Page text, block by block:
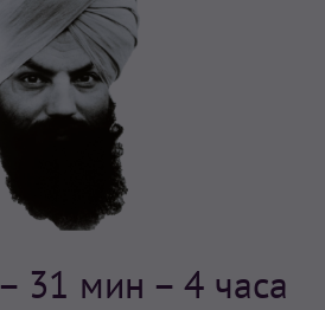
– 31 мин – 4 часа